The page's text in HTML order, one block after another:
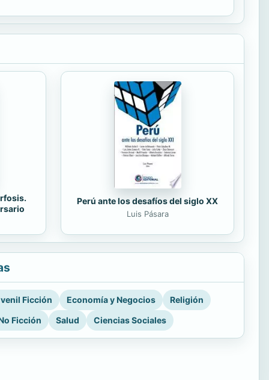
Perú ante los desafíos del siglo XX
Luis Pásara
Ficción Economía y Negocios
Religión
Ficción
Salud Ciencias Sociales